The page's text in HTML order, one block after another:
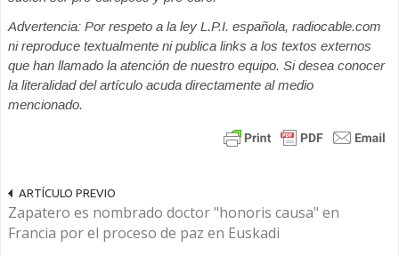
Advertencia: Por respeto a la ley L.P.I. española, radiocable.com
ni reproduce textualmente ni publica links a los textos externos
que han llamado la atención de nuestro equipo. Si desea conocer
la literalidad del artículo acuda directamente al medio
mencionado.
ARTÍCULO PREVIO
Zapatero es nombrado doctor "honoris causa" en
Francia por el proceso de paz en Euskadi